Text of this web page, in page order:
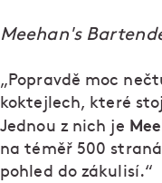
Meehan's
„Popravdě moc
koktejlech, které
Jednou z nich je
na téměř 500
pohled do zákulisí.“